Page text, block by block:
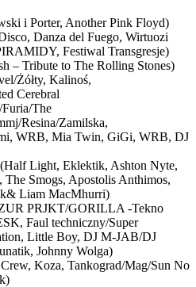
i Porter, Another Pink Floyd)
Danza del Fuego, Wirtuozi
Festiwal Transgresje)
– Tribute to The Rolling Stones)
Żółty, Kalinoś,
Cerebral
The
Resina/Zamilska,
WRB, Mia Twin, GiGi, WRB, DJ
(Half Light, Eklektik, Ashton Nyte,
The Smogs, Apostolis Anthimos,
Liam MacMhurri)
PRJKT/GORILLA -Tekno
Faul techniczny/Super
Little Boy, DJ M-JAB/DJ
Johnny Wolga)
Koza, Tankograd/Mag/Sun No